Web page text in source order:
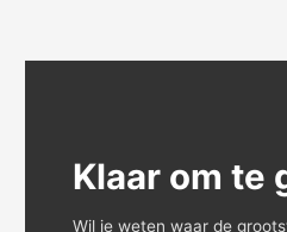
Klaar om te
Wil je weten waar de